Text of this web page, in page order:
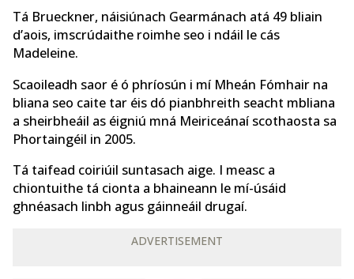
Tá Brueckner, náisiúnach Gearmánach atá 49 bliain
d’aois, imscrúdaithe roimhe seo i ndáil le cás
Madeleine.
Scaoileadh saor é ó phríosún i mí Mheán Fómhair na
bliana seo caite tar éis dó pianbhreith seacht mbliana
a sheirbheáil as éigniú mná Meiriceánaí scothaosta sa
Phortaingéil in 2005.
Tá taifead coiriúil suntasach aige. I measc a
chiontuithe tá cionta a bhaineann le mí-úsáid
ghnéasach linbh agus gáinneáil drugaí.
ADVERTISEMENT